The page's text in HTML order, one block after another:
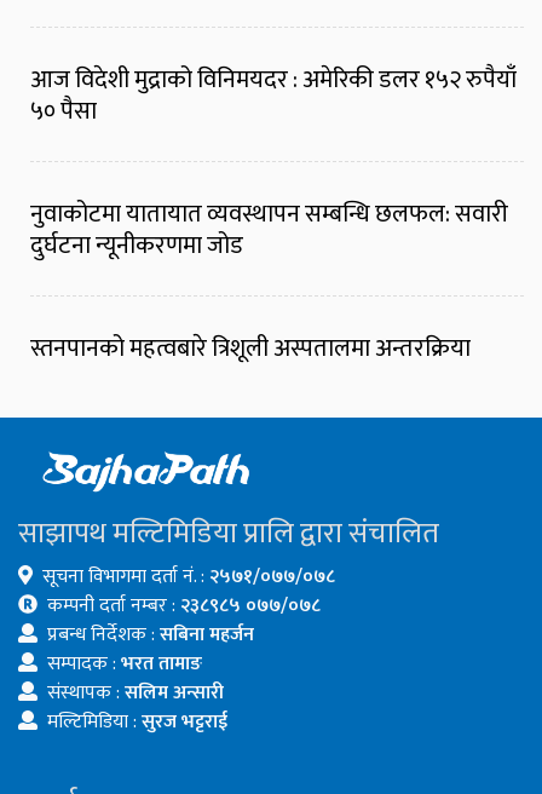
आज विदेशी मुद्राको विनिमयदर : अमेरिकी डलर १५२ रुपैयाँ
५० पैसा
नुवाकोटमा यातायात व्यवस्थापन सम्बन्धि छलफल: सवारी
दुर्घटना न्यूनीकरणमा जोड
स्तनपानको महत्वबारे त्रिशूली अस्पतालमा अन्तरक्रिया
साझापथ मल्टिमिडिया प्रालि द्वारा संचालित
सूचना विभागमा दर्ता नं. : २५७१/०७७/०७८
कम्पनी दर्ता नम्बर : २३८९८५ ०७७/०७८
प्रबन्ध निर्देशक :सबिना महर्जन
सम्पादक :भरत तामाङ
संस्थापक :सलिम अन्सारी
मल्टिमिडिया :सुरज भट्टराई